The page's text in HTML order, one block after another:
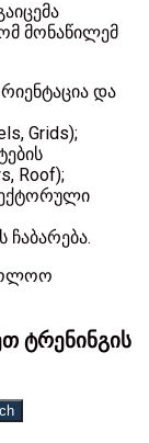
მონაწილემ
და
Grids);
Roof);
ტრენინგის